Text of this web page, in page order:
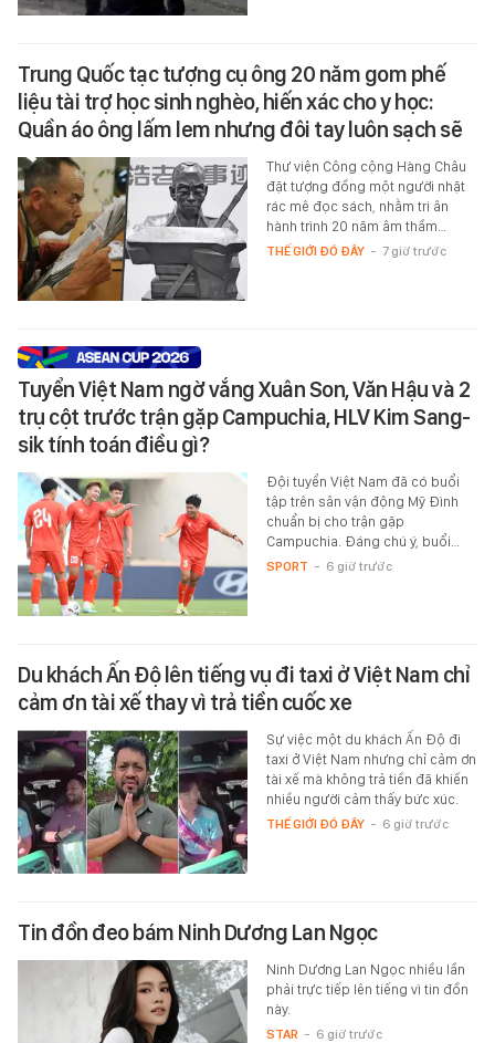
Trung Quốc tạc tượng cụ ông 20 năm gom phế
liệu tài trợ học sinh nghèo, hiến xác cho y học:
Quần áo ông lấm lem nhưng đôi tay luôn sạch sẽ
Thư viện Công cộng Hàng Châu
đặt tượng đồng một người nhặt
rác mê đọc sách, nhằm tri ân
hành trình 20 năm âm thầm…
THẾ GIỚI ĐÓ ĐÂY - 7 giờ trước
Tuyển Việt Nam ngờ vắng Xuân Son, Văn Hậu và 2
trụ cột trước trận gặp Campuchia, HLV Kim Sang-
sik tính toán điều gì?
Đội tuyển Việt Nam đã có buổi
tập trên sân vận động Mỹ Đình
chuẩn bị cho trận gặp
Campuchia. Đáng chú ý, buổi…
SPORT - 6 giờ trước
Du khách Ấn Độ lên tiếng vụ đi taxi ở Việt Nam chỉ
cảm ơn tài xế thay vì trả tiền cuốc xe
Sự việc một du khách Ấn Độ đi
taxi ở Việt Nam nhưng chỉ cảm ơn
tài xế mà không trả tiền đã khiến
nhiều người cảm thấy bức xúc.
THẾ GIỚI ĐÓ ĐÂY - 6 giờ trước
Tin đồn đeo bám Ninh Dương Lan Ngọc
Ninh Dương Lan Ngọc nhiều lần
phải trực tiếp lên tiếng vì tin đồn
này.
STAR - 6 giờ trước